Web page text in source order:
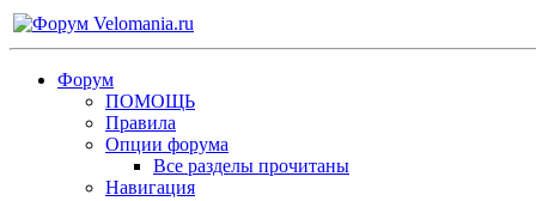
Форум
ПОМОЩЬ
Правила
Опции форума
Все разделы прочитаны
Навигация